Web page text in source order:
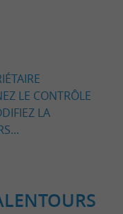
LE CONTRÔLE
LA